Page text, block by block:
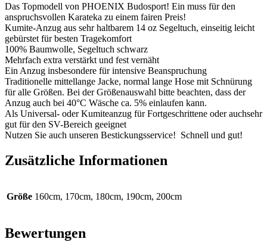
Das Topmodell von PHOENIX Budosport! Ein muss für den
anspruchsvollen Karateka zu einem fairen Preis!
Kumite-Anzug aus sehr haltbarem 14 oz Segeltuch, einseitig leicht
gebürstet für besten Tragekomfort
100% Baumwolle, Segeltuch schwarz
Mehrfach extra verstärkt und fest vernäht
Ein Anzug insbesondere für intensive Beanspruchung
Traditionelle mittellange Jacke, normal lange Hose mit Schnürung
für alle Größen. Bei der Größenauswahl bitte beachten, dass der
Anzug auch bei 40°C Wäsche ca. 5% einlaufen kann.
Als Universal- oder Kumiteanzug für Fortgeschrittene oder auchsehr
gut für den SV-Bereich geeignet
Nutzen Sie auch unseren Bestickungsservice! Schnell und gut!
Zusätzliche Informationen
Größe 160cm, 170cm, 180cm, 190cm, 200cm
Bewertungen